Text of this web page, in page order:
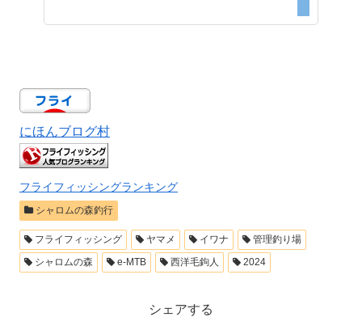
にほんブログ村
フライフィッシングランキング
シャロムの森釣行
フライフィッシング ヤマメ イワナ
管理釣り場
シャロムの森
e-MTB 西洋毛鉤人 2024
シェアする